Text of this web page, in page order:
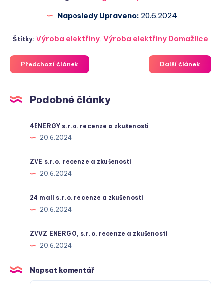
Naposledy Upraveno: 20.6.2024
Štítky: Výroba elektřiny, Výroba elektřiny Domažlice
Předchozí článek Další článek
Podobné články
4ENERGY s.r.o. recenze a zkušenosti
20.6.2024
ZVE s.r.o. recenze a zkušenosti
20.6.2024
24 mall s.r.o. recenze a zkušenosti
20.6.2024
ZVVZ ENERGO, s.r.o. recenze a zkušenosti
20.6.2024
Napsat komentář